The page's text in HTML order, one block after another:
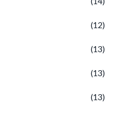
(12)
(13)
(13)
(13)